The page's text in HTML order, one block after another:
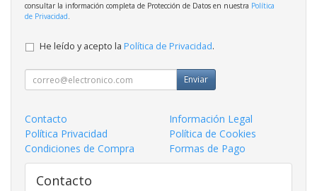
consultar la información completa de Protección de Datos en nuestra Política
de Privacidad.
He leído y acepto la Política de Privacidad.
Enviar
Contacto
Información Legal
Política Privacidad
Política de Cookies
Condiciones de Compra
Formas de Pago
Contacto